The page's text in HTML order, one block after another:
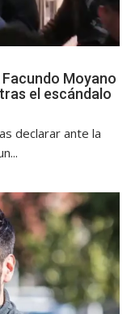
Moyano
el escándalo
declarar ante la